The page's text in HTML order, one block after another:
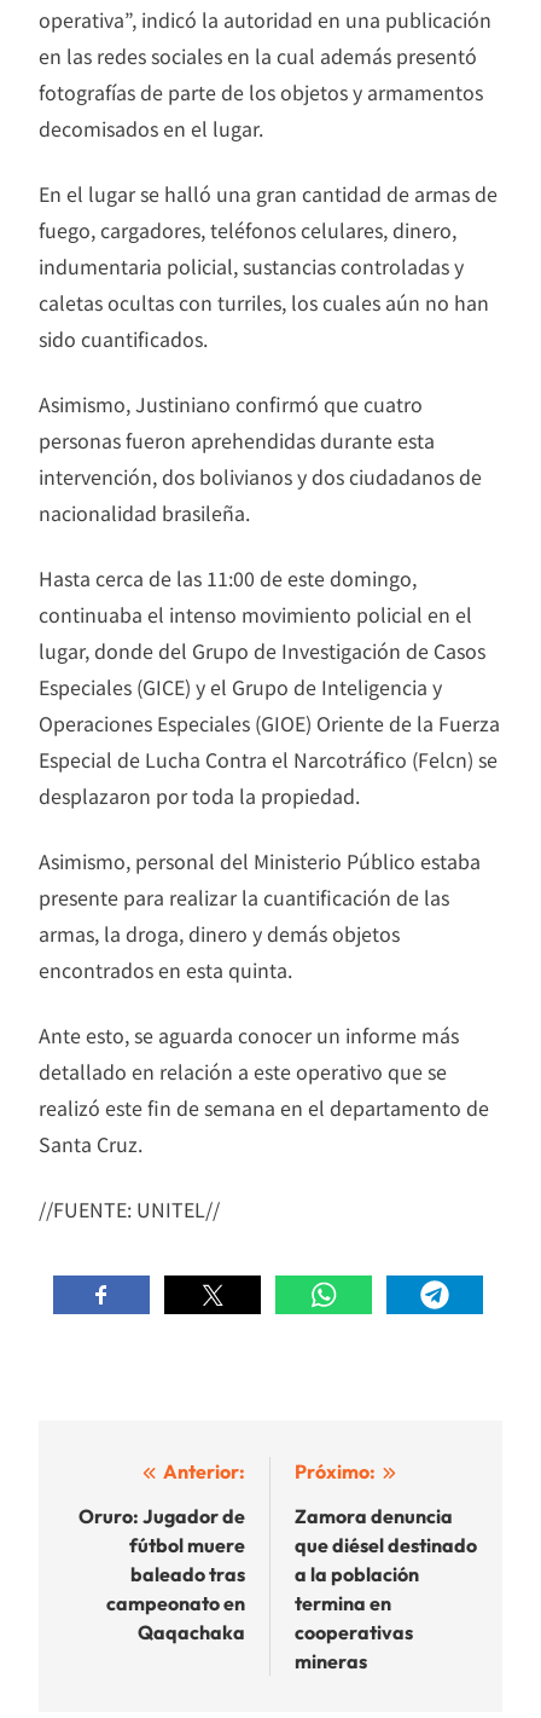
operativa”, indicó la autoridad en una publicación
en las redes sociales en la cual además presentó
fotografías de parte de los objetos y armamentos
decomisados en el lugar.
En el lugar se halló una gran cantidad de armas de
fuego, cargadores, teléfonos celulares, dinero,
indumentaria policial, sustancias controladas y
caletas ocultas con turriles, los cuales aún no han
sido cuantificados.
Asimismo, Justiniano confirmó que cuatro
personas fueron aprehendidas durante esta
intervención, dos bolivianos y dos ciudadanos de
nacionalidad brasileña.
Hasta cerca de las 11:00 de este domingo,
continuaba el intenso movimiento policial en el
lugar, donde del Grupo de Investigación de Casos
Especiales (GICE) y el Grupo de Inteligencia y
Operaciones Especiales (GIOE) Oriente de la Fuerza
Especial de Lucha Contra el Narcotráfico (Felcn) se
desplazaron por toda la propiedad.
Asimismo, personal del Ministerio Público estaba
presente para realizar la cuantificación de las
armas, la droga, dinero y demás objetos
encontrados en esta quinta.
Ante esto, se aguarda conocer un informe más
detallado en relación a este operativo que se
realizó este fin de semana en el departamento de
Santa Cruz.
//FUENTE: UNITEL//
Navegación
de
entradas
Anterior:
Oruro: Jugador de
fútbol muere
baleado tras
campeonato en
Qaqachaka
Próximo:
Zamora denuncia
que diésel destinado
a la población
termina en
cooperativas
mineras